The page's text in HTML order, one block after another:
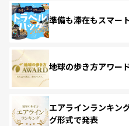
準備も滞在もスマー
地球の歩き方アワー
エアラインランキン
グ形式で発表